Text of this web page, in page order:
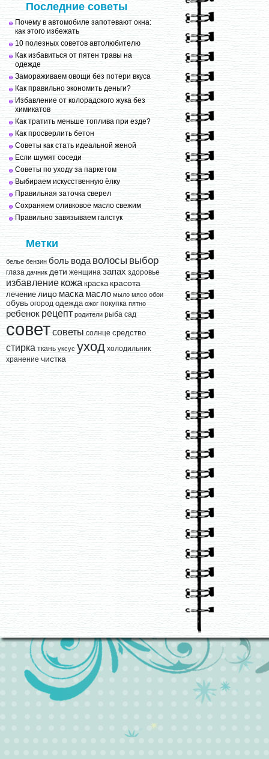
Последние советы
Почему в автомобиле запотевают окна:
как этого избежать
10 полезных советов автолюбителю
Как избавиться от пятен травы на
одежде
Замораживаем овощи без потери вкуса
Как правильно экономить деньги?
Избавление от колорадского жука без
химикатов
Как тратить меньше топлива при езде?
Как просверлить бетон
Советы как стать идеальной женой
Если шумят соседи
Советы по уходу за паркетом
Выбираем искусственную ёлку
Правильная заточка сверел
Сохраняем оливковое масло свежим
Правильно завязываем галстук
Метки
белье бензин боль вода волосы выбор
глаза дачник дети женщина запах здоровье
избавление кожа краска красота
лечение лицо маска масло мыло мясо обои
обувь огород одежда ожог покупка пятно
ребенок рецепт родители рыба сад
советсоветы солнце средство
стирка ткань уксус уход холодильник
хранение чистка